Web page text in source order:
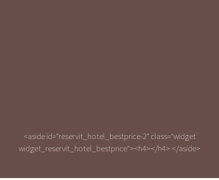
<aside id="reservit_hotel_bestprice-2" class="widget
widget_reservit_hotel_bestprice"><h4></h4> </aside>